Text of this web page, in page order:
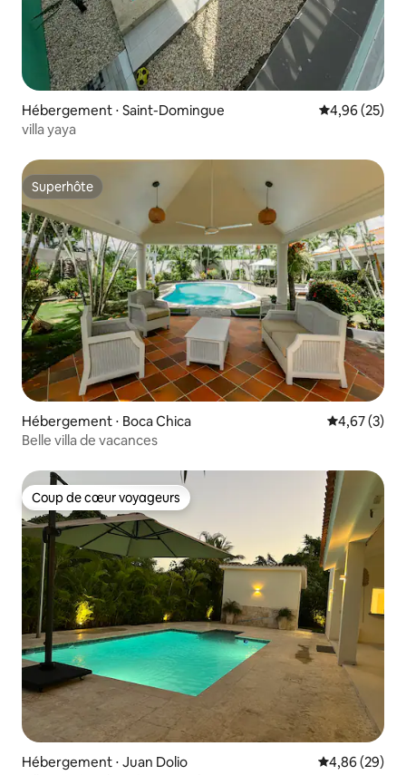
Hébergement ⋅ Saint-Domingue Évaluation
4,96 (25)
villa yaya
Superhôte
Superhôte
Hébergement ⋅ Boca Chica Évaluation
4,67 (3)
Belle villa de vacances
Coup de cœur voyageurs
Coup de cœur voyageurs
Hébergement ⋅ Juan Dolio Évaluation
4,86 (29)